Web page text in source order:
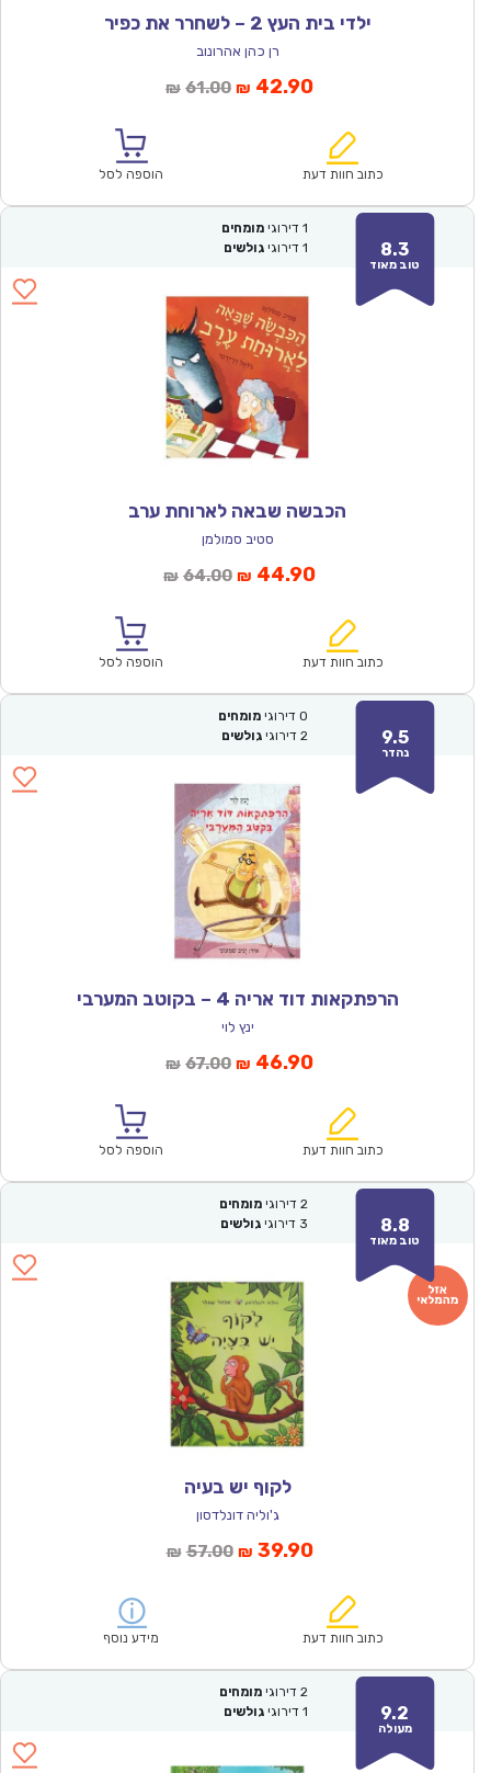
ילדי בית העץ 2 – לשחרר את כפיר
רן כהן אהרונוב
₪ 61.00המחיר
₪61.00.
₪ 42.90המחיר
הוא:
כתוב חוות דעת הוספה לסל
8.3
טוב מאוד
1 דירוגי מומחים
1 דירוגי גולשים
הכבשה שבאה לארוחת ערב
סטיב סמולמן
₪ 64.00המחיר
₪64.00.
₪ 44.90המחיר
הוא:
כתוב חוות דעת הוספה לסל
9.5
נהדר
0 דירוגי מומחים
2 דירוגי גולשים
הרפתקאות דוד אריה 4 – בקוטב המערבי
ינץ לוי
₪ 67.00המחיר
₪67.00.
₪ 46.90המחיר
הוא:
כתוב חוות דעת הוספה לסל
8.8
טוב מאוד
2 דירוגי מומחים
3 דירוגי גולשים
לקוף יש בעיה
ג'וליה דונלדסון
₪ 57.00המחיר
₪57.00.
₪ 39.90המחיר
הוא:
כתוב חוות דעת מידע נוסף
9.2
מעולה
2 דירוגי מומחים
1 דירוגי גולשים